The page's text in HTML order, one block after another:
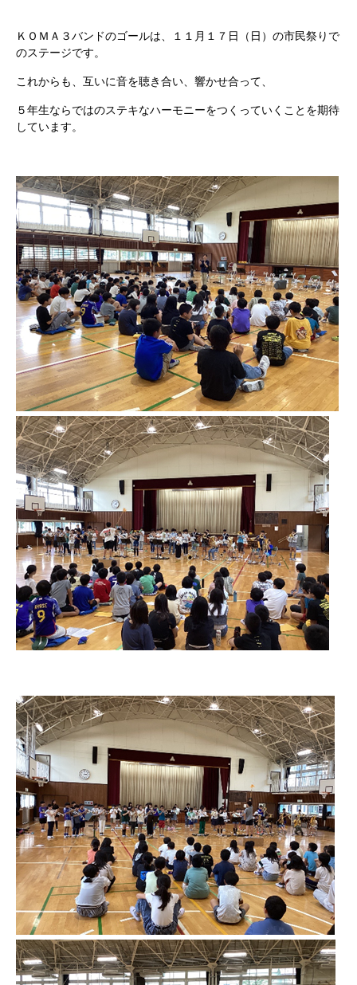
ＫＯＭＡ３バンドのゴールは、１１月１７日（日）の市民祭りで
のステージです。
これからも、互いに音を聴き合い、響かせ合って、
５年生ならではのステキなハーモニーをつくっていくことを期待
しています。